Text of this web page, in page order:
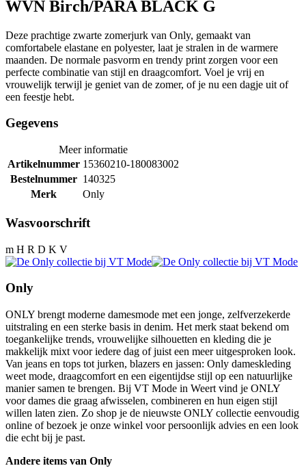
WVN Birch/PARA BLACK G
Deze prachtige zwarte zomerjurk van Only, gemaakt van
comfortabele elastane en polyester, laat je stralen in de warmere
maanden. De normale pasvorm en trendy print zorgen voor een
perfecte combinatie van stijl en draagcomfort. Voel je vrij en
vrouwelijk terwijl je geniet van de zomer, of je nu een dagje uit of
een feestje hebt.
Gegevens
Meer informatie
Artikelnummer 15360210-180083002
Bestelnummer 140325
Merk
Only
Wasvoorschrift
m H R D K V
Only
ONLY brengt moderne damesmode met een jonge, zelfverzekerde
uitstraling en een sterke basis in denim. Het merk staat bekend om
toegankelijke trends, vrouwelijke silhouetten en kleding die je
makkelijk mixt voor iedere dag of juist een meer uitgesproken look.
Van jeans en tops tot jurken, blazers en jassen: Only dameskleding
weet mode, draagcomfort en een eigentijdse stijl op een natuurlijke
manier samen te brengen. Bij VT Mode in Weert vind je ONLY
voor dames die graag afwisselen, combineren en hun eigen stijl
willen laten zien. Zo shop je de nieuwste ONLY collectie eenvoudig
online of bezoek je onze winkel voor persoonlijk advies en een look
die echt bij je past.
Andere items van Only